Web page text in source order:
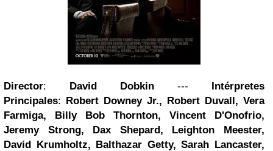
Director: David Dobkin --- Intérpretes
Principales: Robert Downey Jr., Robert Duvall, Vera
Farmiga, Billy Bob Thornton, Vincent D'Onofrio,
Jeremy Strong, Dax Shepard, Leighton Meester,
David Krumholtz, Balthazar Getty, Sarah Lancaster,